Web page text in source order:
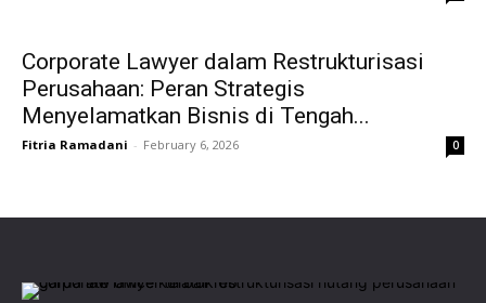
Corporate Lawyer dalam Restrukturisasi
Perusahaan: Peran Strategis
Menyelamatkan Bisnis di Tengah...
Fitria Ramadani - February 6, 2026 0